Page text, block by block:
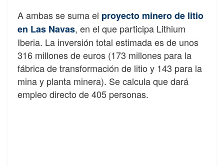
A ambas se suma el proyecto minero de litio
en Las Navas, en el que participa Lithium
Iberia. La inversión total estimada es de unos
316 millones de euros (173 millones para la
fábrica de transformación de litio y 143 para la
mina y planta minera). Se calcula que dará
empleo directo de 405 personas.